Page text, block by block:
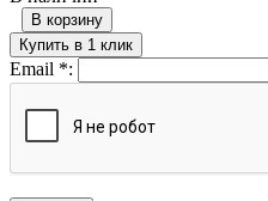
В корзину
Купить в 1 клик
Email *: